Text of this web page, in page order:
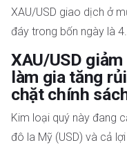
XAU/USD giao dịch ở
đáy trong bốn ngày là
XAU/USD
làm gia tăng
chặt chính
Kim loại quý này đang
đô la Mỹ (USD) và cả